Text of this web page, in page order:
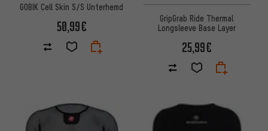
GOBIK Cell Skin S/S Unterhemd
50,99€
GripGrab Ride Thermal
Longsleeve Base Layer
25,99€